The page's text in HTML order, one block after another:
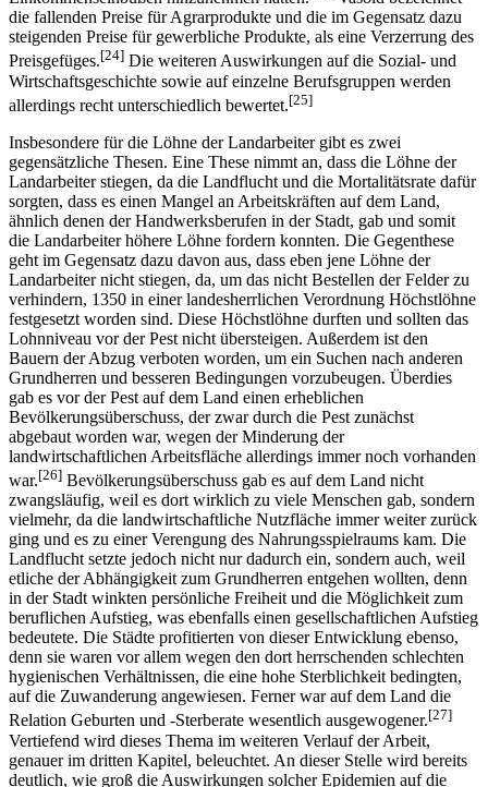
die fallenden Preise für Agrarprodukte und die im Gegensatz dazu
steigenden Preise für gewerbliche Produkte, als eine Verzerrung des
Preisgefüges.[24] Die weiteren Auswirkungen auf die Sozial- und
Wirtschaftsgeschichte sowie auf einzelne Berufsgruppen werden
allerdings recht unterschiedlich bewertet.[25]
Insbesondere für die Löhne der Landarbeiter gibt es zwei
gegensätzliche Thesen. Eine These nimmt an, dass die Löhne der
Landarbeiter stiegen, da die Landflucht und die Mortalitätsrate dafür
sorgten, dass es einen Mangel an Arbeitskräften auf dem Land,
ähnlich denen der Handwerksberufen in der Stadt, gab und somit
die Landarbeiter höhere Löhne fordern konnten. Die Gegenthese
geht im Gegensatz dazu davon aus, dass eben jene Löhne der
Landarbeiter nicht stiegen, da, um das nicht Bestellen der Felder zu
verhindern, 1350 in einer landesherrlichen Verordnung Höchstlöhne
festgesetzt worden sind. Diese Höchstlöhne durften und sollten das
Lohnniveau vor der Pest nicht übersteigen. Außerdem ist den
Bauern der Abzug verboten worden, um ein Suchen nach anderen
Grundherren und besseren Bedingungen vorzubeugen. Überdies
gab es vor der Pest auf dem Land einen erheblichen
Bevölkerungsüberschuss, der zwar durch die Pest zunächst
abgebaut worden war, wegen der Minderung der
landwirtschaftlichen Arbeitsfläche allerdings immer noch vorhanden
war.[26] Bevölkerungsüberschuss gab es auf dem Land nicht
zwangsläufig, weil es dort wirklich zu viele Menschen gab, sondern
vielmehr, da die landwirtschaftliche Nutzfläche immer weiter zurück
ging und es zu einer Verengung des Nahrungsspielraums kam. Die
Landflucht setzte jedoch nicht nur dadurch ein, sondern auch, weil
etliche der Abhängigkeit zum Grundherren entgehen wollten, denn
in der Stadt winkten persönliche Freiheit und die Möglichkeit zum
beruflichen Aufstieg, was ebenfalls einen gesellschaftlichen Aufstieg
bedeutete. Die Städte profitierten von dieser Entwicklung ebenso,
denn sie waren vor allem wegen den dort herrschenden schlechten
hygienischen Verhältnissen, die eine hohe Sterblichkeit bedingten,
auf die Zuwanderung angewiesen. Ferner war auf dem Land die
Relation Geburten und -Sterberate wesentlich ausgewogener.[27]
Vertiefend wird dieses Thema im weiteren Verlauf der Arbeit,
genauer im dritten Kapitel, beleuchtet. An dieser Stelle wird bereits
deutlich, wie groß die Auswirkungen solcher Epidemien auf die